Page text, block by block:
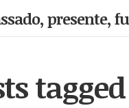
presente,
tagged